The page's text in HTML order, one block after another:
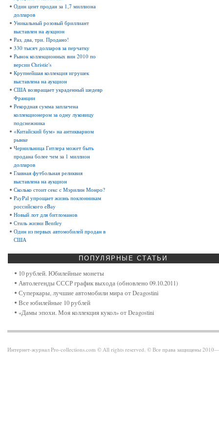
Один цент продан за 1,7 миллиона
долларов
Уникальный розовый бриллиант
выставлен на аукцион
Раз, два, три. Продано!
330 тысяч долларов за перчатку
Рынок коллекционных вин 2010 по
версии Christie's
Крупнейшая коллекция игрушек
выставлена на аукцион
США возвращает украденный шедевр
Франции
Рекордная сумма заплачена
коллекционером за одну луковицу
подснежника
«Китайский бум» на антикварном
рынке
Чернильница Гитлера может быть
продана более чем за 1 миллион
долларов
Главная футбольная реликвия
выставлена на аукцион
Сколько стоит секс с Мэрилин Монро?
PayPal упрощает жизнь поклонникам
российского eBay
Новый лот для битломанов
Стиль жизни Bentley
Один из первых автомобилей продан в
США
ПОПУЛЯРНЫЕ СТАТЬИ
10 рублей. Юбилейные монеты
Автолегенды СССР график выхода (обновлено 09.10.2011)
Суперкары, лучшие автомобили мира от Deagostini
Все юбилейные 10 рублей
«Дамы эпохи. Моя коллекция кукол» от Deagostini
Интернет-журнал Pro-collections.com © All rights reserved. © Все права защищены